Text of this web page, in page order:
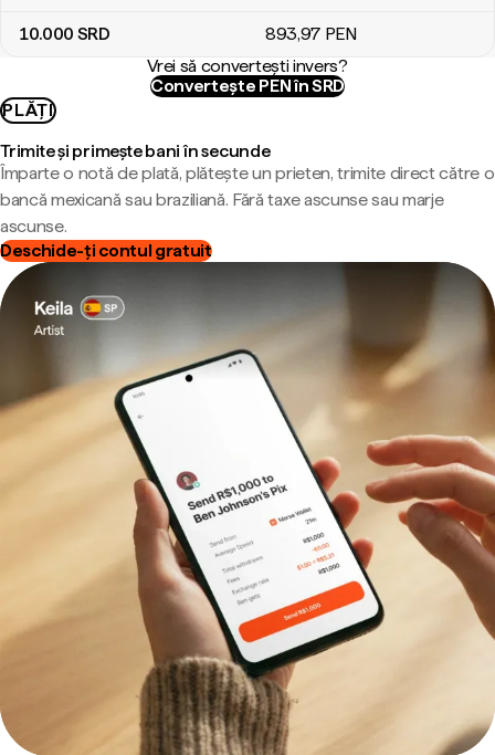
10.000 SRD 893,97 PEN
Vrei să convertești invers?
Convertește PEN în SRD
PLĂȚI
Trimite și primește bani în secunde
Împarte o notă de plată, plătește un prieten, trimite direct către o
bancă mexicană sau braziliană. Fără taxe ascunse sau marje
ascunse.
Deschide-ți contul gratuit